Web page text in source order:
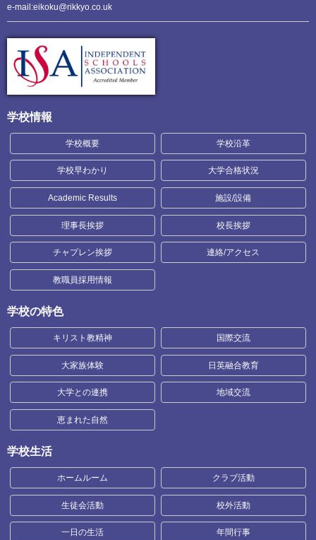
e-mail:eikoku@rikkyo.co.uk
学校情報
学校概要 学校沿革
学校早わかり 大学合格状況
Academic Results 施設/設備
理事長挨拶 校長挨拶
チャプレン挨拶 連絡/アクセス
教職員採用情報
学校の特色
キリスト教精神 国際交流
大家族体験 日英融合教育
大学との連携 地域交流
恵まれた自然
学校生活
ホームルーム クラブ活動
生徒会活動 校外活動
一日の生活 年間行事